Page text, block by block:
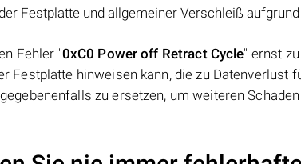
Festplatte und allgemeiner Verschleiß
Fehler "0xC0 Power off Retract Cycle" ernst
Festplatte hinweisen kann, die zu Datenverlust
zu ersetzen, um weiteren